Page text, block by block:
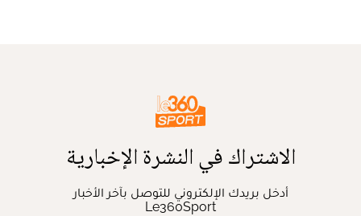
الاشتراك في النشرة الإخبارية
أدخل بريدك الإلكتروني للتوصل بآخر الأخبار
Le360Sport